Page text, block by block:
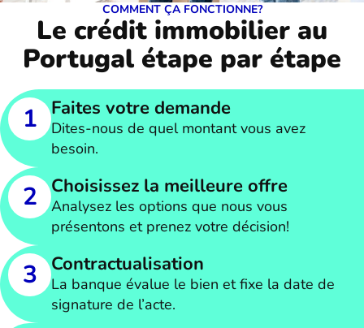
COMMENT ÇA FONCTIONNE?
Le crédit immobilier au
Portugal étape par étape
1 Faites votre demande
Dites-nous de quel montant vous avez
besoin.
2 Choisissez la meilleure offre
Analysez les options que nous vous
présentons et prenez votre décision!
3 Contractualisation
La banque évalue le bien et fixe la date de
signature de l’acte.